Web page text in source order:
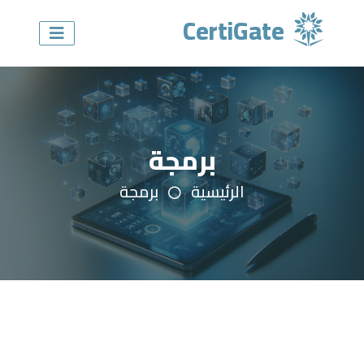
CertiGate
برمجة
الرئيسية برمجة